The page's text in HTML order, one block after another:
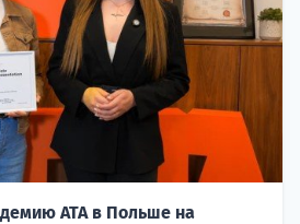
ATA в Польше на